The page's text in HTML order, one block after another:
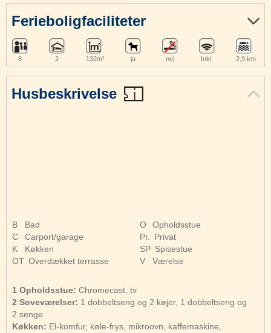
Husbeskrivelse
B
Bad
C
Carport/garage
K
Køkken
OT Overdækket terrasse
O
Opholdsstue
Pr.
Privat
SP Spisestue
V
Værelse
1 Opholdsstue: Chromecast, tv
2 Soveværelser: 1 dobbeltseng og 2 køjer, 1 dobbeltseng og
2 senge
Køkken: El-komfur, køle-frys, mikroovn, kaffemaskine,
Ferieboligfaciliteter
8 2 132m² ja nej Inkl. 2,9 km